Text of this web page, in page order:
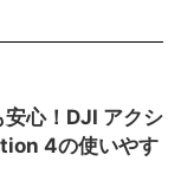
心！DJI アクシ
4の使いやす